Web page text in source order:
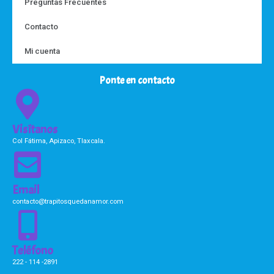
Preguntas Frecuentes
Contacto
Mi cuenta
Ponte en contacto
Visítanos
Col Fátima, Apizaco, Tlaxcala.
Email
contacto@trapitosquedanamor.com
Teléfono
222 - 114 -2891